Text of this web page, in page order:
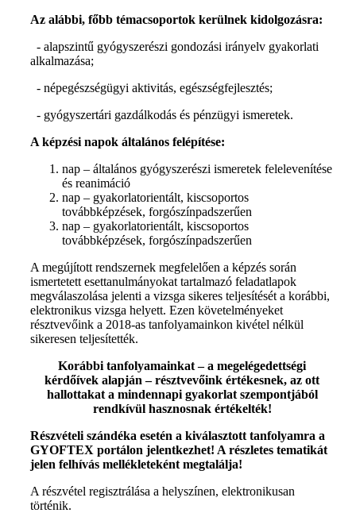
Az alábbi, főbb témacsoportok kerülnek kidolgozásra:
- alapszintű gyógyszerészi gondozási irányelv gyakorlati
alkalmazása;
- népegészségügyi aktivitás, egészségfejlesztés;
- gyógyszertári gazdálkodás és pénzügyi ismeretek.
A képzési napok általános felépítése:
nap – általános gyógyszerészi ismeretek felelevenítése
és reanimáció
nap – gyakorlatorientált, kiscsoportos
továbbképzések, forgószínpadszerűen
nap – gyakorlatorientált, kiscsoportos
továbbképzések, forgószínpadszerűen
A megújított rendszernek megfelelően a képzés során
ismertetett esettanulmányokat tartalmazó feladatlapok
megválaszolása jelenti a vizsga sikeres teljesítését a korábbi,
elektronikus vizsga helyett. Ezen követelményeket
résztvevőink a 2018-as tanfolyamainkon kivétel nélkül
sikeresen teljesítették.
Korábbi tanfolyamainkat – a megelégedettségi
kérdőívek alapján – résztvevőink értékesnek, az ott
hallottakat a mindennapi gyakorlat szempontjából
rendkívül hasznosnak értékelték!
Részvételi szándéka esetén a kiválasztott tanfolyamra a
GYOFTEX portálon jelentkezhet! A részletes tematikát
jelen felhívás mellékleteként megtalálja!
A részvétel regisztrálása a helyszínen, elektronikusan
történik.